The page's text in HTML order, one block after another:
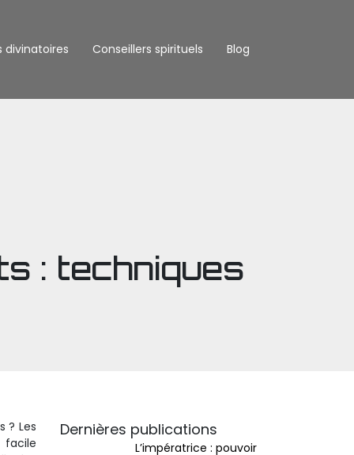
divinatoires Conseillers spirituels Blog
: techniques
? Les
facile
Dernières publications
L’impératrice : pouvoir